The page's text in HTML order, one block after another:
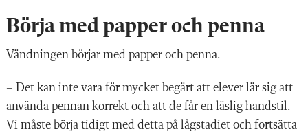
Börja med papper och penna
Vändningen börjar med papper och penna.
– Det kan inte vara för mycket begärt att elever lär sig att
använda pennan korrekt och att de får en läslig handstil.
Vi måste börja tidigt med detta på lågstadiet och fortsätta